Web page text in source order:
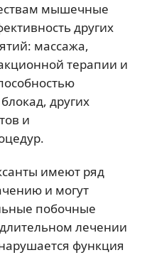
мышечные
других
массажа,
терапии и
других
и
имеют ряд
и могут
побочные
лечении
функция